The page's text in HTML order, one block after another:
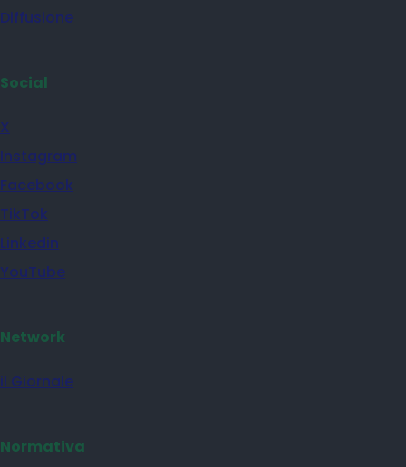
Diffusione
Social
X
Instagram
Facebook
TikTok
Linkedin
YouTube
Network
il Giornale
Normativa